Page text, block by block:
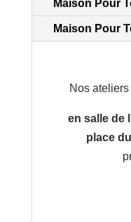
Maison Pour
Maison Pour
Nos
en salle de
place